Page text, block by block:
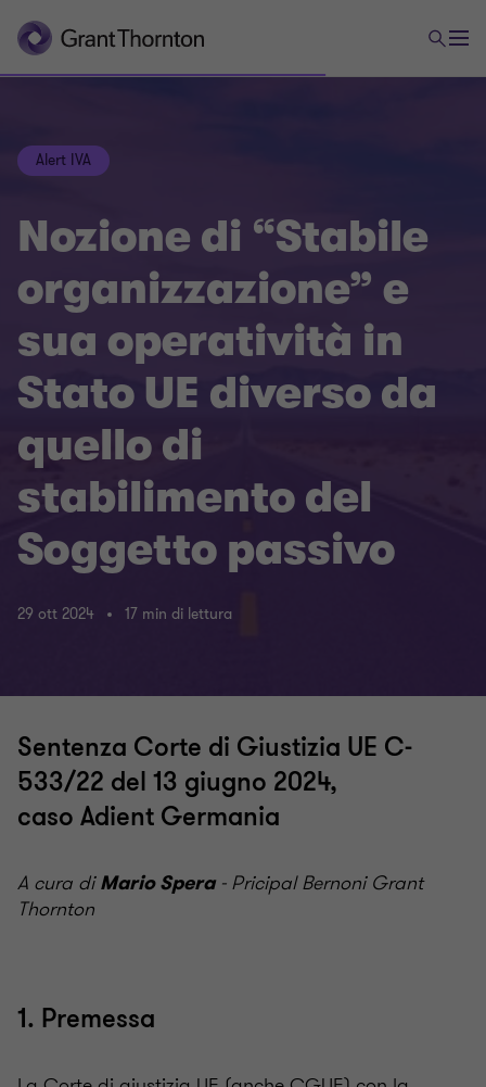
Alert IVA
Nozione di “Stabile
organizzazione” e
sua operatività in
Stato UE diverso da
quello di
stabilimento del
Soggetto passivo
29 ott 2024 17 min di lettura
Sentenza Corte di Giustizia UE C-
533/22 del 13 giugno 2024,
caso Adient Germania
A cura diMario Spera- Pricipal Bernoni Grant
Thornton
1. Premessa